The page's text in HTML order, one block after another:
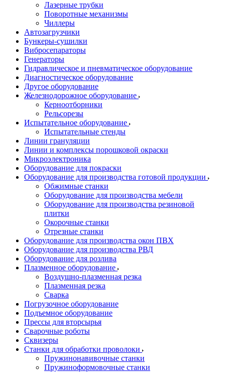
Лазерные трубки
Поворотные механизмы
Чиллеры
Автозагрузчики
Бункеры-сушилки
Вибросепараторы
Генераторы
Гидравлическое и пневматическое оборудование
Диагностическое оборудование
Другое оборудование
Железнодорожное оборудование
Керноотборники
Рельсорезы
Испытательное оборудование
Испытательные стенды
Линии грануляции
Линии и комплексы порошковой окраски
Микроэлектроника
Оборудование для покраски
Оборудование для производства готовой продукции
Обжимные станки
Оборудование для производства мебели
Оборудование для производства резиновой
плитки
Окорочные станки
Отрезные станки
Оборудование для производства окон ПВХ
Оборудование для производства РВД
Оборудование для розлива
Плазменное оборудование
Воздушно-плазменная резка
Плазменная резка
Сварка
Погрузочное оборудование
Подъемное оборудование
Прессы для вторсырья
Сварочные роботы
Сквизеры
Станки для обработки проволоки
Пружинонавивочные станки
Пружиноформовочные станки